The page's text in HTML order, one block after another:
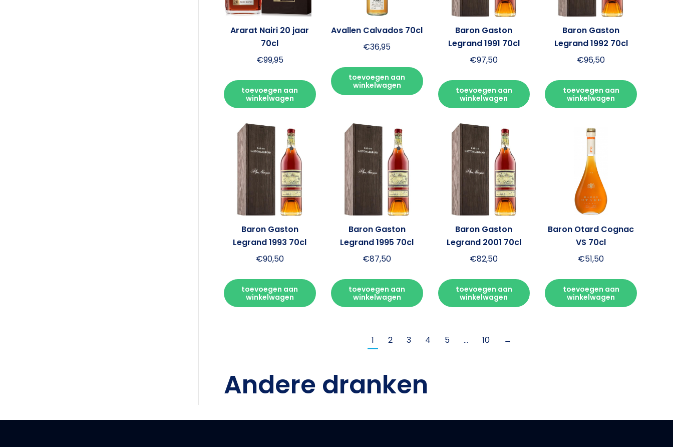
Ararat Nairi 20 jaar
70cl
€99,95
toevoegen aan
winkelwagen
Avallen Calvados 70cl
€36,95
toevoegen aan
winkelwagen
Baron Gaston
Legrand 1991 70cl
€97,50
toevoegen aan
winkelwagen
Baron Gaston
Legrand 1992 70cl
€96,50
toevoegen aan
winkelwagen
Baron Gaston
Legrand 1993 70cl
€90,50
toevoegen aan
winkelwagen
Baron Gaston
Legrand 1995 70cl
€87,50
toevoegen aan
winkelwagen
Baron Gaston
Legrand 2001 70cl
€82,50
toevoegen aan
winkelwagen
Baron Otard Cognac
VS 70cl
€51,50
toevoegen aan
winkelwagen
1 2 3 4 5 … 10 →
Andere dranken